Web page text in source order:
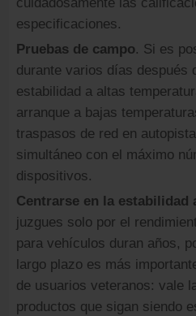
especificaciones.
Pruebas de campo. Si es
durante varios días después
estabilidad a altas
arranque a bajas
traspasos de red en
simultáneo con el máximo
dispositivos.
Centrarse en la estabilidad
juzgues solo por el
para vehículos duran años,
largo plazo es más
de usuarios veteranos: vale
productos que sigan siendo